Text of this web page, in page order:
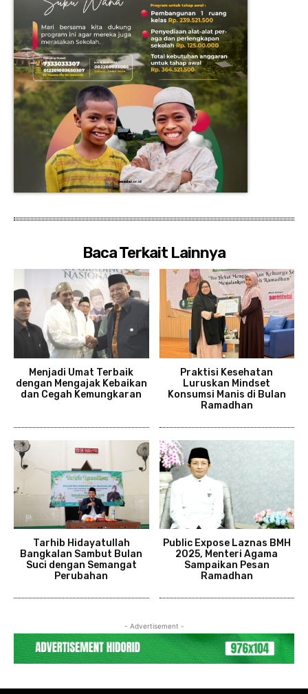
Baca Terkait Lainnya
Menjadi Umat Terbaik
dengan Mengajak Kebaikan
dan Cegah Kemungkaran
Praktisi Kesehatan
Luruskan Mindset
Konsumsi Manis di Bulan
Ramadhan
Tarhib Hidayatullah
Bangkalan Sambut Bulan
Suci dengan Semangat
Perubahan
Public Expose Laznas BMH
2025, Menteri Agama
Sampaikan Pesan
Ramadhan
- Advertisement -